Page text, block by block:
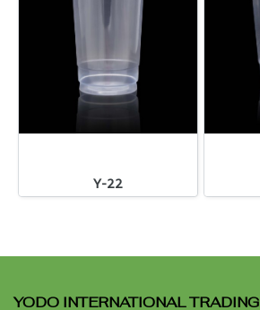
Y-22
YODO INTERNATIONAL TRADING